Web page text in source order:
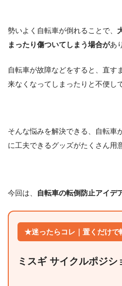
勢いよく自転車が倒れることで、
まったり傷ついてしまう場合があ
自転車が故障などをすると、直す
来なくなってしまったりと不便し
そんな悩みを解決できる、自転車
に工夫できるグッズがたくさん用
今回は、 自転車の転倒防止アイデ
★迷ったらコレ｜置くだけで
ミスギ サイクルポジシ